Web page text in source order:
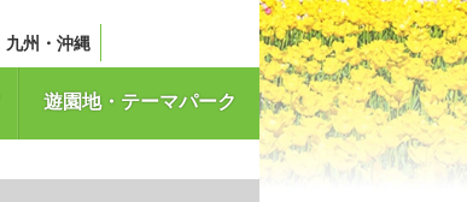
九州・沖縄
遊園地・テーマパーク